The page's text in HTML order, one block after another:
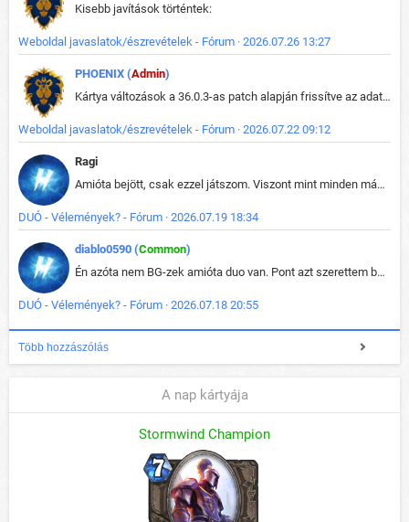
Kisebb javítások történtek:
Weboldal javaslatok/észrevételek - Fórum · 2026.07.26 13:27
PHOENIX (Admin)
Kártya változások a 36.0.3-as patch alapján frissítve az adatbázisban (képek is cserélve).
Weboldal javaslatok/észrevételek - Fórum · 2026.07.22 09:12
Ragi
Amióta bejött, csak ezzel játszom. Viszont mint minden más - akár az alapjáték is, ez is baromira összetett lett. Néha már pár kör után is esélytelen az egész. Vagy irreállisan túltápol valaki, vagy lelép a partner, vagy csak hülye mint a segg. És amikor eljönne az én időm, na akkor jön el mindenki másé is. Engem jobban érdekelne, hogy ki milyen ratingen szokott játszani. Na ez lenne egy érdekes adat.
DUÓ - Vélemények? - Fórum · 2026.07.19 18:34
diablo0590 (Common)
Én azóta nem BG-zek amióta duo van. Pont azt szerettem benne, hogy rajtam múlik mi történik, nem pedig a társamon. Kérem vissza a régi BG-t :D
DUÓ - Vélemények? - Fórum · 2026.07.18 20:55
Több hozzászólás
A nap kártyája
Stormwind Champion